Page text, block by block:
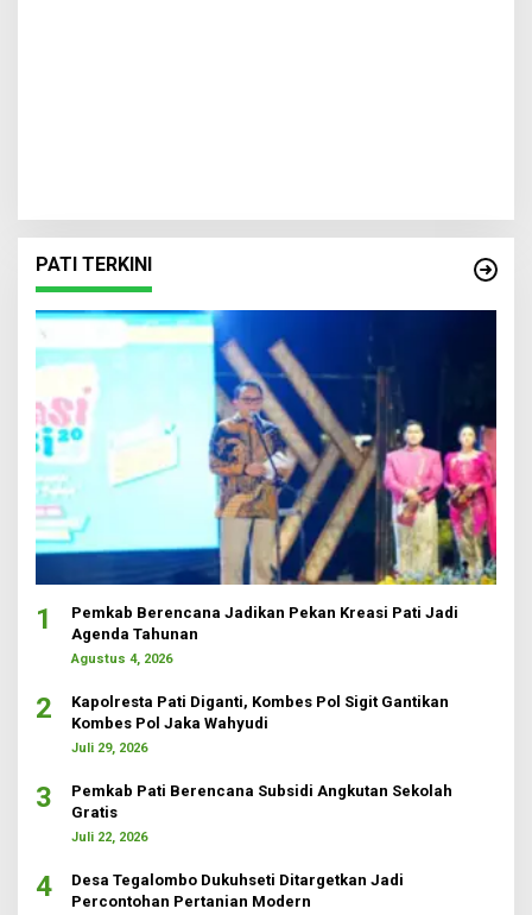
PATI TERKINI
1
Pemkab Berencana Jadikan Pekan Kreasi Pati Jadi
Agenda Tahunan
Agustus 4, 2026
2
Kapolresta Pati Diganti, Kombes Pol Sigit Gantikan
Kombes Pol Jaka Wahyudi
Juli 29, 2026
3
Pemkab Pati Berencana Subsidi Angkutan Sekolah
Gratis
Juli 22, 2026
4
Desa Tegalombo Dukuhseti Ditargetkan Jadi
Percontohan Pertanian Modern